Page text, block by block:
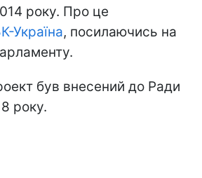
року. Про це
Україна, посилаючись на
був внесений до Ради
року.